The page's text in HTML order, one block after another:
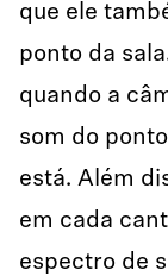
que ele
ponto da
quando a
som do
está. Além
em cada
espectro de